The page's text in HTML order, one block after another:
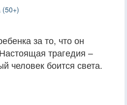
(50+)
за то, что он
трагедия –
человек боится света.